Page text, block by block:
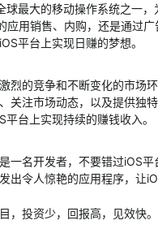
球最大的移动操作系统之一
应用销售、内购，还是通过
平台上实现日赚的梦想。
烈的竞争和不断变化的市场
关注市场动态，以及提供独
平台上实现持续的赚钱收入。
一名开发者，不要错过iOS
出令人惊艳的应用程序，让
，投资少，回报高，见效快